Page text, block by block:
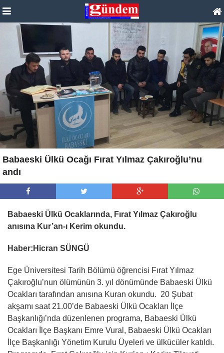
Babaeski Ülkü Ocağı Fırat Yılmaz Çakıroğlu’nu
andı
Babaeski Ülkü Ocaklarında, Fırat Yılmaz Çakıroğlu
anısına Kur’an-ı Kerim okundu.
Haber:Hicran SÜNGÜ
Ege Üniversitesi Tarih Bölümü öğrencisi Fırat Yılmaz
Çakıroğlu’nun ölümünün 3. yıl dönümünde Babaeski Ülkü
Ocakları tarafından anısına Kuran okundu. 20 Şubat
akşamı saat 21.00’de Babaeski Ülkü Ocakları İlçe
Başkanlığı’nda düzenlenen programa, Babaeski Ülkü
Ocakları İlçe Başkanı Emre Vural, Babaeski Ülkü Ocakları
İlçe Başkanlığı Yönetim Kurulu Üyeleri ve ülkücüler katıldı.